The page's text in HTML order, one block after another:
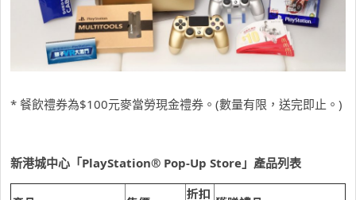
* 餐飲禮券為$100元麥當勞現金禮券。(數量有限，送完即止。)
新港城中心「PlayStation® Pop-Up Store 」產品列表
折扣